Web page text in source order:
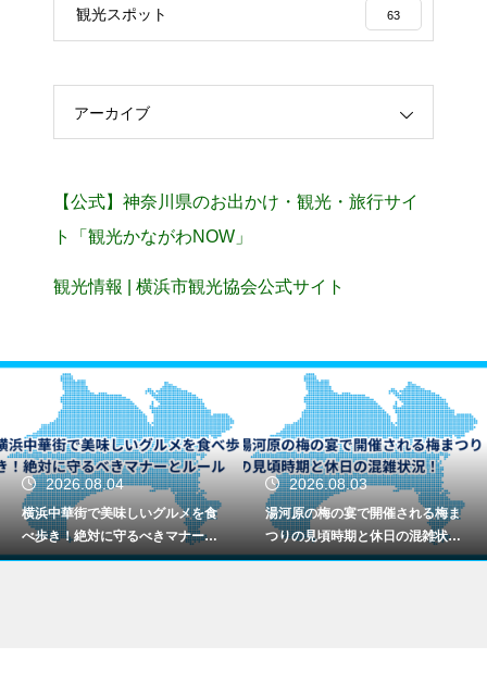
観光スポット 63
アーカイブ
【公式】神奈川県のお出かけ・観光・旅行サイ
ト「観光かながわNOW」
観光情報 | 横浜市観光協会公式サイト
2026.08.04
横浜中華街で美味しいグルメを食
べ歩き！絶対に守るべきマナーと
ルール
2026.08.03
湯河原の梅の宴で開催される梅ま
つりの見頃時期と休日の混雑状
況！